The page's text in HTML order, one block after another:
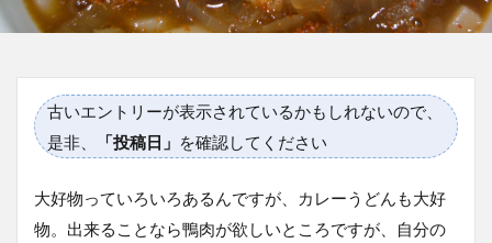
古いエントリーが表示されているかもしれないので、
是非、
「投稿日」 を確認してください
大好物っていろいろあるんですが、カレーうどんも大好
物。出来ることなら鴨肉が欲しいところですが、自分の